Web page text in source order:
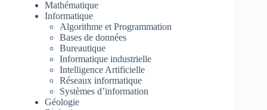
Mathématique
Informatique
Algorithme et Programmation
Bases de données
Bureautique
Informatique industrielle
Intelligence Artificielle
Réseaux informatique
Systèmes d’information
Géologie